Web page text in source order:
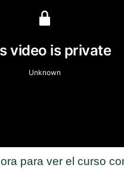
para ver el curso